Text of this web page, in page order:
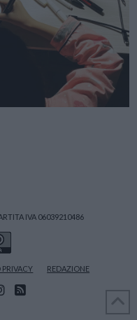
IVA 06039210486
PRIVACY REDAZIONE